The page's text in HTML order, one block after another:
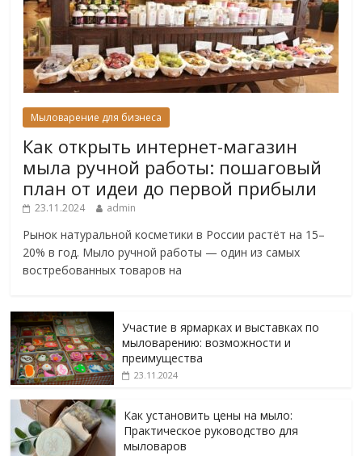
Мыловарение для бизнеса
Как открыть интернет-магазин
мыла ручной работы: пошаговый
план от идеи до первой прибыли
23.11.2024 admin
Рынок натуральной косметики в России растёт на 15–
20% в год. Мыло ручной работы — один из самых
востребованных товаров на
Участие в ярмарках и выставках по
мыловарению: возможности и
преимущества
23.11.2024
Как установить цены на мыло:
Практическое руководство для
мыловаров